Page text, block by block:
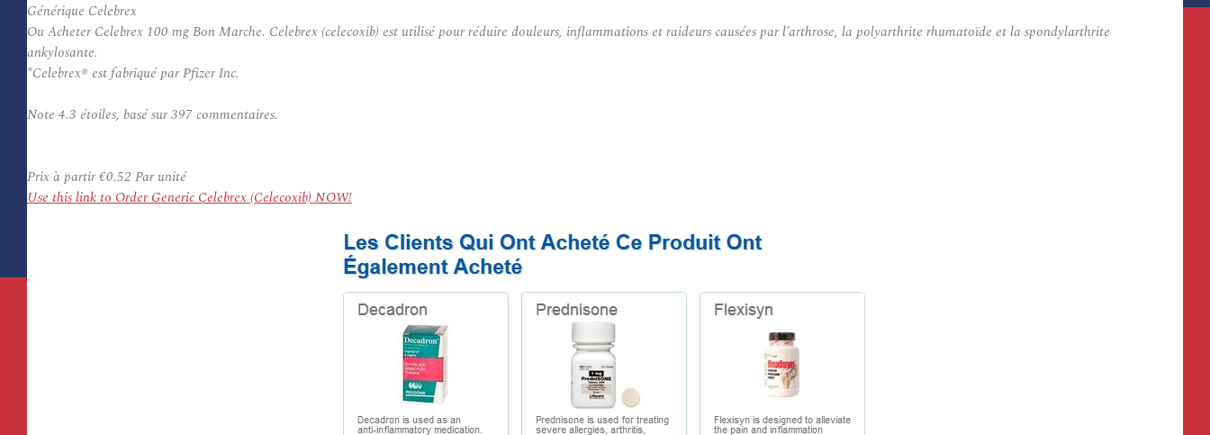
Générique Celebrex
Ou Acheter Celebrex 100 mg Bon Marche. Celebrex (celecoxib) est utilisé pour réduire douleurs, inflammations et raideurs causées par l’arthrose, la polyarthrite rhumatoïde et la spondylarthrite
ankylosante.
*Celebrex® est fabriqué par Pfizer Inc.
Note 4.3 étoiles, basé sur397commentaires.
Prix à partir€0.52 Par unité
Use this link to Order Generic Celebrex (Celecoxib) NOW!